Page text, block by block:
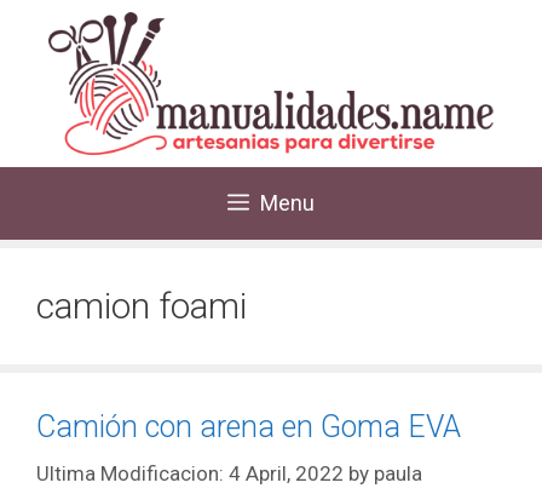
Menu
camion foami
Camión con arena en Goma EVA
4 April, 2022 by paula